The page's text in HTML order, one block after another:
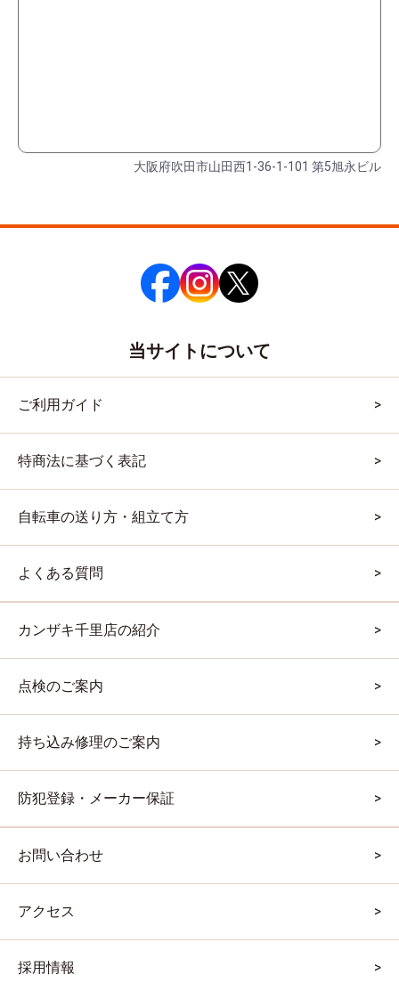
大阪府吹田市山田西1-36-1-101 第5旭永ビル
当サイトについて
ご利用ガイド
特商法に基づく表記
自転車の送り方・組立て方
よくある質問
カンザキ千里店の紹介
点検のご案内
持ち込み修理のご案内
防犯登録・メーカー保証
お問い合わせ
アクセス
採用情報